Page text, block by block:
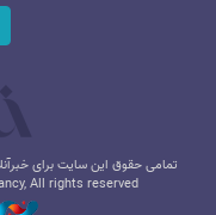
تمامی حقوق این سایت برای
All rights reserved